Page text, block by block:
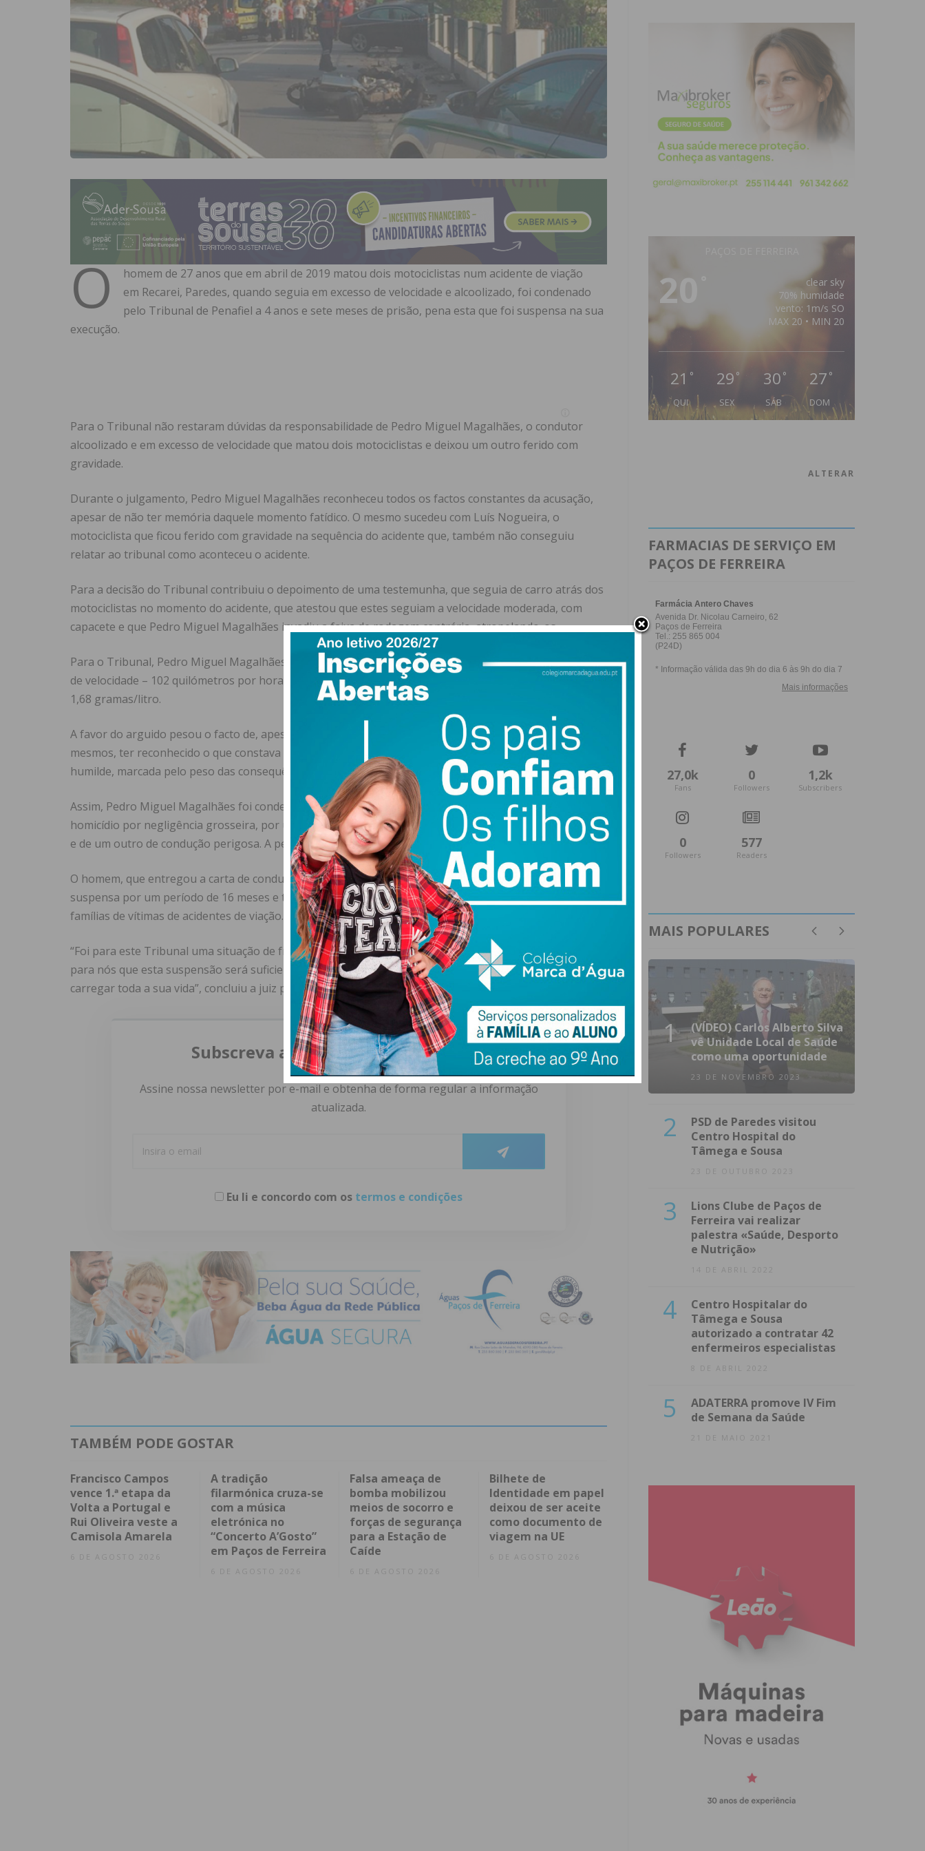
O
homem de 27 anos que em abril de 2019 matou dois motociclistas num acidente de viação
em Recarei, Paredes, quando seguia em excesso de velocidade e alcoolizado, foi condenado
pelo Tribunal de Penafiel a 4 anos e sete meses de prisão, pena esta que foi suspensa na sua
execução.
Para o Tribunal não restaram dúvidas da responsabilidade de Pedro Miguel Magalhães, o condutor
alcoolizado e em excesso de velocidade que matou dois motociclistas e deixou um outro ferido com
gravidade.
Durante o julgamento, Pedro Miguel Magalhães reconheceu todos os factos constantes da acusação,
apesar de não ter memória daquele momento fatídico. O mesmo sucedeu com Luís Nogueira, o
motociclista que ficou ferido com gravidade na sequência do acidente que, também não conseguiu
relatar ao tribunal como aconteceu o acidente.
Para a decisão do Tribunal contribuiu o depoimento de uma testemunha, que seguia de carro atrás dos
motociclistas no momento do acidente, que atestou que estes seguiam a velocidade moderada, com
capacete e que Pedro Miguel Magalhães invadiu a faixa de rodagem contrária, atropelando-os.
Para o Tribunal, Pedro Miguel Magalhães atuou com “negligência grosseira”, já que seguia em excesso
de velocidade – 102 quilómetros por hora – e com uma taxa de álcool no sangue muito acima da lei –
1,68 gramas/litro.
A favor do arguido pesou o facto de, apesar de não ter confessado os factos por não ter memória dos
mesmos, ter reconhecido o que constava da acusação, aceitando-os. Contribuiu ainda a sua “postura
humilde, marcada pelo peso das consequências do seu ato”, referiu a juiz presidente do caso.
Assim, Pedro Miguel Magalhães foi condenado a quatro anos e sete meses de prisão por dois crimes de
homicídio por negligência grosseira, por um crime de ofensa à integridade física grave por negligência
e de um outro de condução perigosa. A pena foi suspensa por igual período.
O homem, que entregou a carta de condução às autoridades logo após o acidente, fica ainda com esta
suspensa por um período de 16 meses e tem que pagar cinco mil euros a uma associação de apoio a
famílias de vítimas de acidentes de viação.
“Foi para este Tribunal uma situação de fronteira, mas entendemos suspender a pena. Porque temos
para nós que esta suspensão será suficiente para si, para o peso que já está a carregar e que vai
carregar toda a sua vida”, concluiu a juiz presidente.
Subscreva a newsletter do Imediato
Assine nossa newsletter por e-mail e obtenha de forma regular a informação
atualizada.
Eu li e concordo com os termos e condições
TAMBÉM PODE GOSTAR
Francisco Campos
vence 1.ª etapa da
Volta a Portugal e
Rui Oliveira veste a
Camisola Amarela
6 DE AGOSTO 2026
A tradição
filarmónica cruza-se
com a música
eletrónica no
“Concerto A’Gosto”
em Paços de Ferreira
6 DE AGOSTO 2026
Falsa ameaça de
bomba mobilizou
meios de socorro e
forças de segurança
para a Estação de
Caíde
6 DE AGOSTO 2026
Bilhete de
Identidade em papel
deixou de ser aceite
como documento de
viagem na UE
6 DE AGOSTO 2026
20
clear sky
70% humidade
vento: 1m/s SO
MAX 20 • MIN 20
21 °
QUI
29 °
SEX
30 °
SÁB
27 °
DOM
ALTERAR
FARMACIAS DE SERVIÇO EM
PAÇOS DE FERREIRA
27,0k
Fans
0
Followers
1,2k
Subscribers
0
Followers
577
Readers
MAIS POPULARES
1
(VÍDEO) Carlos Alberto Silva
vê Unidade Local de Saúde
como uma oportunidade
23 DE NOVEMBRO 2023
2
PSD de Paredes visitou
Centro Hospital do
Tâmega e Sousa
23 DE OUTUBRO 2023
3
Lions Clube de Paços de
Ferreira vai realizar
palestra «Saúde, Desporto
e Nutrição»
14 DE ABRIL 2022
4
Centro Hospitalar do
Tâmega e Sousa
autorizado a contratar 42
enfermeiros especialistas
8 DE ABRIL 2022
5
ADATERRA promove IV Fim
de Semana da Saúde
21 DE MAIO 2021